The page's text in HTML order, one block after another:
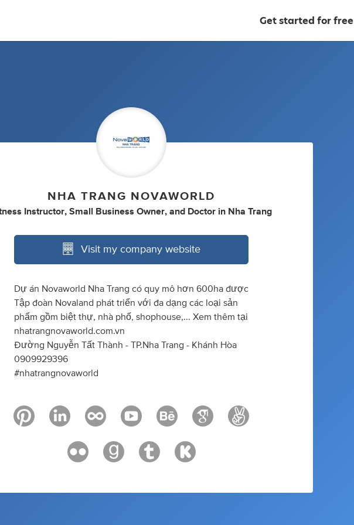
Get started for free
NHA TRANG NOVAWORLD
Instructor, Small Business Owner, and Doctor in Nha Trang
Visit my company website
Dự án Novaworld Nha Trang có quy mô hơn 600ha được
Tập đoàn Novaland phát triển với đa dạng các loại sản
phẩm gồm biệt thự, nhà phố, shophouse,... Xem thêm tại
nhatrangnovaworld.com.vn
Đường Nguyễn Tất Thành - TP.Nha Trang - Khánh Hòa
0909929396
#nhatrangnovaworld